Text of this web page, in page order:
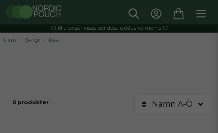
⚪️ Alla priser visas per dosa exklusive moms ⚪️
Hem
Övrigt Raw
0 produkter Namn A-Ö